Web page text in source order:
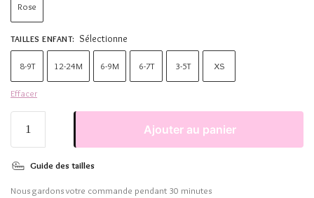
Rose
TAILLES ENFANT: Sélectionne
8-9T 12-24M 6-9M 6-7T 3-5T XS
Effacer
Ajouter au panier
Guide des tailles
Nous gardons votre commande pendant 30 minutes